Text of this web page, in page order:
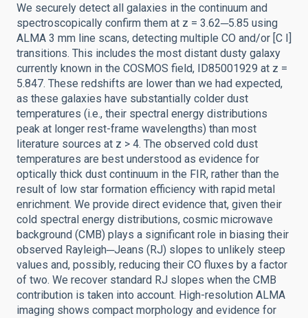
We securely detect all galaxies in the continuum and
spectroscopically confirm them at z = 3.62─5.85 using
ALMA 3 mm line scans, detecting multiple CO and/or [C I]
transitions. This includes the most distant dusty galaxy
currently known in the COSMOS field, ID85001929 at z =
5.847. These redshifts are lower than we had expected,
as these galaxies have substantially colder dust
temperatures (i.e., their spectral energy distributions
peak at longer rest-frame wavelengths) than most
literature sources at z > 4. The observed cold dust
temperatures are best understood as evidence for
optically thick dust continuum in the FIR, rather than the
result of low star formation efficiency with rapid metal
enrichment. We provide direct evidence that, given their
cold spectral energy distributions, cosmic microwave
background (CMB) plays a significant role in biasing their
observed Rayleigh─Jeans (RJ) slopes to unlikely steep
values and, possibly, reducing their CO fluxes by a factor
of two. We recover standard RJ slopes when the CMB
contribution is taken into account. High-resolution ALMA
imaging shows compact morphology and evidence for